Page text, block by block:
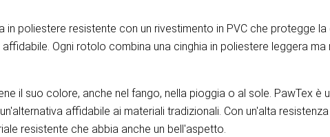
in poliestere resistente con un rivestimento in PVC che protegge
Ogni rotolo combina una cinghia in poliestere leggera
il suo colore, anche nel fango, nella pioggia o al sole. PawTex
affidabile ai materiali tradizionali. Con un'alta
resistente che abbia anche un bell'aspetto.